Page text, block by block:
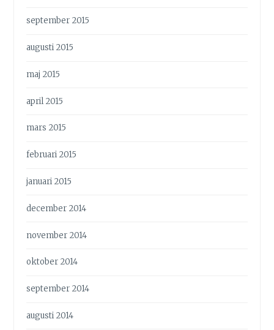
september 2015
augusti 2015
maj 2015
april 2015
mars 2015
februari 2015
januari 2015
december 2014
november 2014
oktober 2014
september 2014
augusti 2014